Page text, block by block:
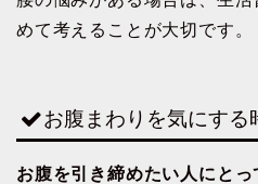
めて考えることが大切です。
お腹まわりを気にする
お腹を引き締めたい人にと